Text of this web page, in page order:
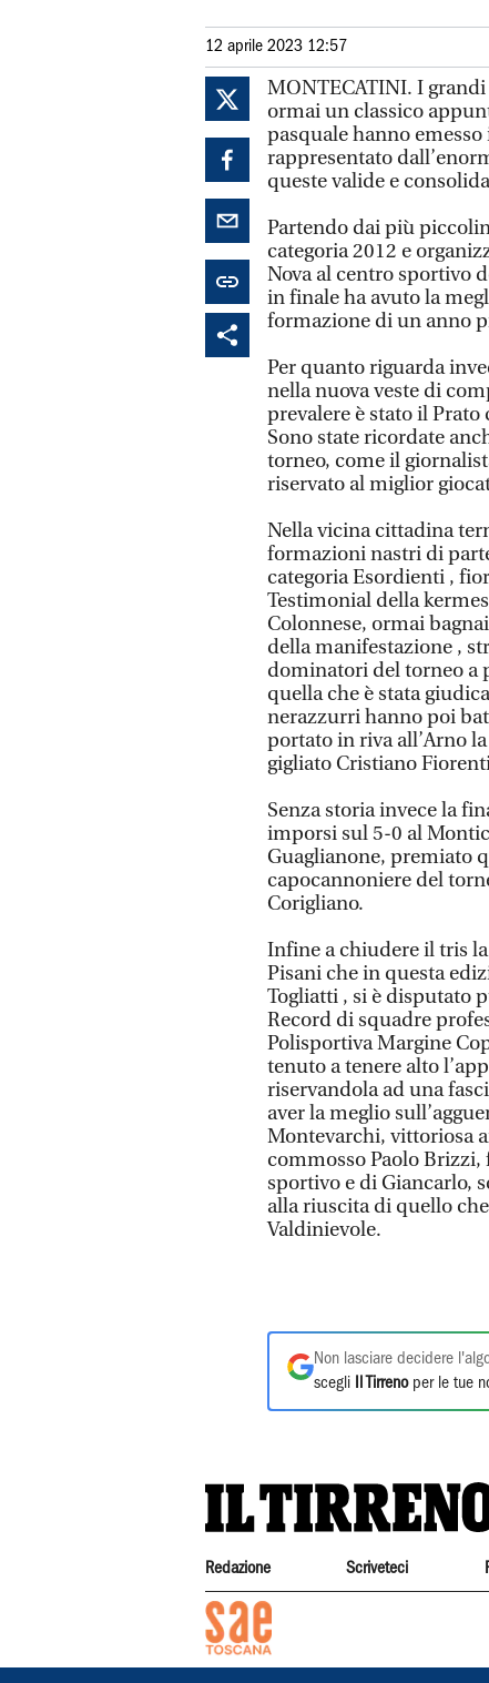
12 aprile 2023 12:57
MONTECATINI. I
ormai un classico
pasquale hanno
rappresentato
queste valide e
Partendo dai più
categoria 2012 e
Nova al centro sportivo
in finale ha avuto la
formazione di un anno
Per quanto riguarda
nella nuova veste di
prevalere è stato il
Sono state ricordate
torneo, come il
riservato al miglior
Nella vicina cittadina
formazioni nastri di
categoria Esordienti ,
Testimonial della
Colonnese, ormai
della manifestazione ,
dominatori del torneo a
quella che è stata
nerazzurri hanno poi
portato in riva all’Arno
gigliato Cristiano
Senza storia invece la
imporsi sul 5-0 al
Guaglianone, premiato
capocannoniere del
Corigliano.
Infine a chiudere il tris
Pisani che in questa
Togliatti , si è disputato
Record di squadre
Polisportiva Margine
tenuto a tenere alto
riservandola ad una
aver la meglio
Montevarchi, vittoriosa
commosso Paolo Brizzi,
sportivo e di Giancarlo,
alla riuscita di quello
Valdinievole.
Non lasciare decidere
scegli
Il Tirrenoper le tue
Redazione Scriveteci